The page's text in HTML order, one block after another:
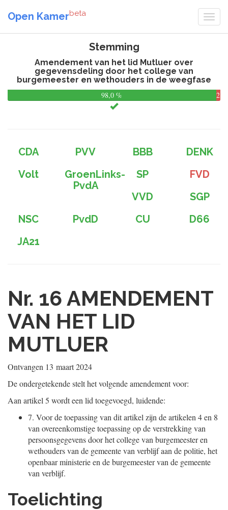
Open Kamerbeta
Stemming
Amendement van het lid Mutluer over
gegevensdeling door het college van
burgemeester en wethouders in de weegfase
98,0 %
2,0
CDA PVV BBB
DENK
Volt
GroenLinks-
PvdA
SP
FVD
VVD
SGP
NSC
PvdD CU
D66
JA21
Nr. 16 AMENDEMENT
VAN HET LID
MUTLUER
Ontvangen 13 maart 2024
De ondergetekende stelt het volgende amendement voor:
Aan artikel 5 wordt een lid toegevoegd, luidende:
7. Voor de toepassing van dit artikel zijn de artikelen 4 en 8
van overeenkomstige toepassing op de verstrekking van
persoonsgegevens door het college van burgemeester en
wethouders van de gemeente van verblijf aan de politie, het
openbaar ministerie en de burgemeester van de gemeente
van verblijf.
Toelichting